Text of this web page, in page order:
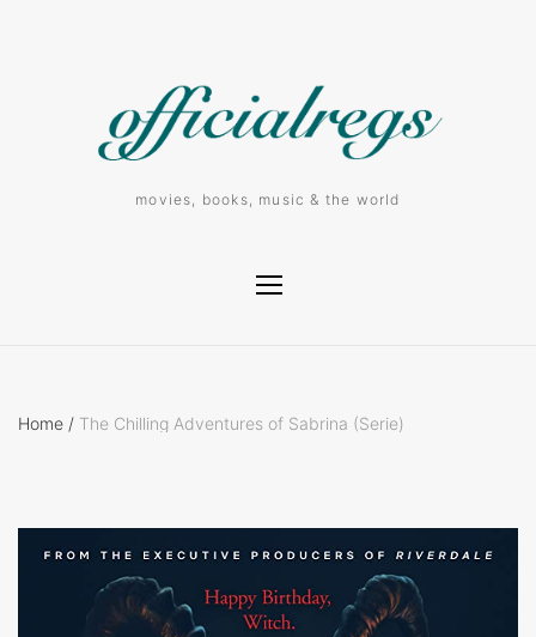
movies, books, music & the world
Home / The Chilling Adventures of Sabrina (Serie)